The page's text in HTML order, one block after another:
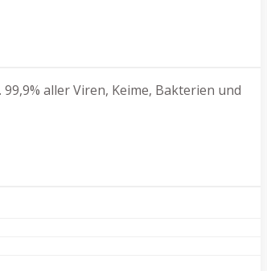
aller Viren, Keime, Bakterien und